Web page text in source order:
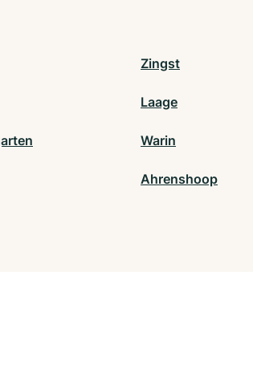
Zingst
Laage
Warin
Ahrenshoop